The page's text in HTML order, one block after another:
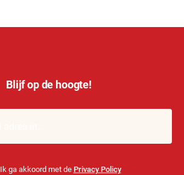
Blijf op de hoogte!
Ik ga akkoord met de Privacy Policy